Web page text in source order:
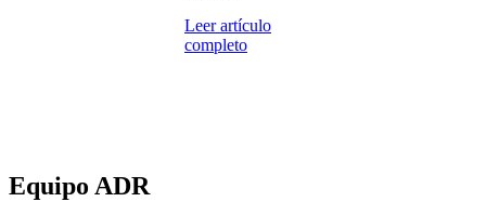
Leer artículo
completo
Equipo ADR